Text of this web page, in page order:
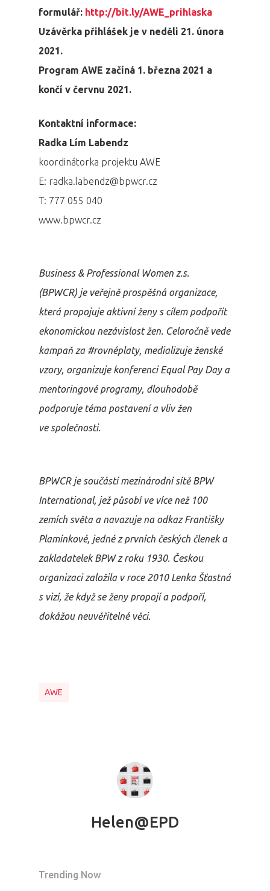
formulář: http://bit.ly/AWE_prihlaska
Uzávěrka přihlášek je v neděli 21. února
2021.
Program AWE začíná 1. března 2021 a
končí v červnu 2021.
Kontaktní informace:
Radka Lím Labendz
koordinátorka projektu AWE
E: radka.labendz@bpwcr.cz
T: 777 055 040
www.bpwcr.cz
Business & Professional Women z.s.
(BPWCR) je veřejně prospěšná organizace,
která propojuje aktivní ženy s cílem podpořit
ekonomickou nezávislost žen. Celoročně vede
kampaň za #rovnéplaty, medializuje ženské
vzory, organizuje konferenci Equal Pay Day a
mentoringové programy, dlouhodobě
podporuje téma postavení a vliv žen
ve společnosti.
BPWCR je součástí mezinárodní sítě BPW
International, jež působí ve více než 100
zemích světa a navazuje na odkaz Františky
Plamínkové, jedné z prvních českých členek a
zakladatelek BPW z roku 1930. Českou
organizaci založila v roce 2010 Lenka Šťastná
s vizí, že když se ženy propojí a podpoří,
dokážou neuvěřitelné věci.
AWE
Helen@EPD
Trending Now